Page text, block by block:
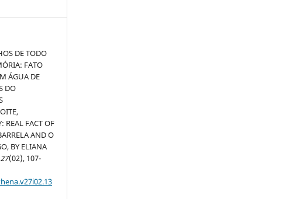
DE TODO
FATO
ÁGUA DE
DO
REAL FACT OF
AND O
BY ELIANA
27(02), 107-